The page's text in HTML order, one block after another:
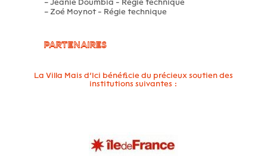
– Jeanie Doumbia - Régie technique
– Zoé Moynot - Régie technique
PARTENAIRES
La Villa Mais d’Ici bénéficie du précieux soutien des
institutions suivantes :